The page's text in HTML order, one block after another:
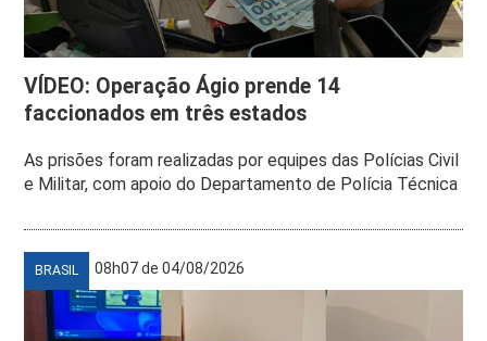
VÍDEO: Operação Ágio prende 14
faccionados em três estados
As prisões foram realizadas por equipes das Polícias Civil
e Militar, com apoio do Departamento de Polícia Técnica
BRASIL 08h07 de 04/08/2026